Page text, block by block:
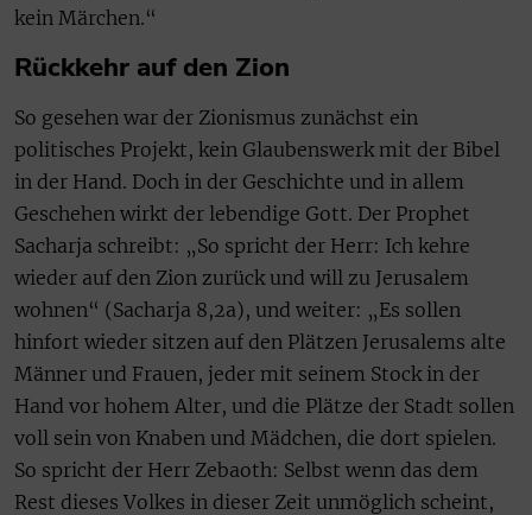
kein Märchen.“
Rückkehr auf den Zion
So gesehen war der Zionismus zunächst ein
politisches Projekt, kein Glaubenswerk mit der Bibel
in der Hand. Doch in der Geschichte und in allem
Geschehen wirkt der lebendige Gott. Der Prophet
Sacharja schreibt: „So spricht der Herr: Ich kehre
wieder auf den Zion zurück und will zu Jerusalem
wohnen“ (Sacharja 8,2a), und weiter: „Es sollen
hinfort wieder sitzen auf den Plätzen Jerusalems alte
Männer und Frauen, jeder mit seinem Stock in der
Hand vor hohem Alter, und die Plätze der Stadt sollen
voll sein von Knaben und Mädchen, die dort spielen.
So spricht der Herr Zebaoth: Selbst wenn das dem
Rest dieses Volkes in dieser Zeit unmöglich scheint,